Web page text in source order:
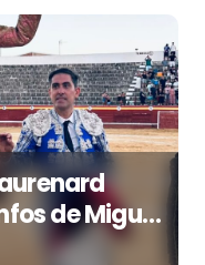
de Miguel